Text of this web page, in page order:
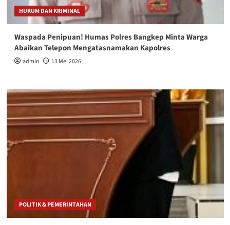
HUKUM DAN KRIMINAL
Waspada Penipuan! Humas Polres Bangkep Minta Warga
Abaikan Telepon Mengatasnamakan Kapolres
admin 13 Mei 2026
POLITIK & PEMERINTAHAN